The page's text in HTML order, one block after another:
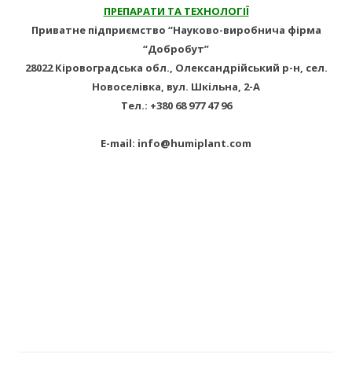
ПРЕПАРАТИ ТА ТЕХНОЛОГІЇ
Приватне підприємство “Науково-виробнича фірма
“Добробут”
28022 Кіровоградська обл., Олександрійський р-н, сел.
Новоселівка, вул. Шкільна, 2-А
Тел.: +380 68 977 47 96
E-mail: info@humiplant.com